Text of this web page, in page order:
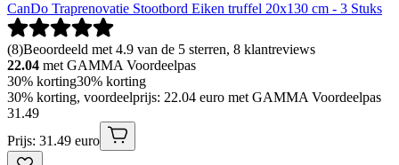
CanDo Traprenovatie Stootbord Eiken truffel 20x130 cm - 3 Stuks
(8)Beoordeeld met 4.9 van de 5 sterren, 8 klantreviews
22.04 met GAMMA Voordeelpas
30% korting30% korting
30% korting, voordeelprijs: 22.04 euro met GAMMA Voordeelpas
31 .49
Prijs: 31.49 euro